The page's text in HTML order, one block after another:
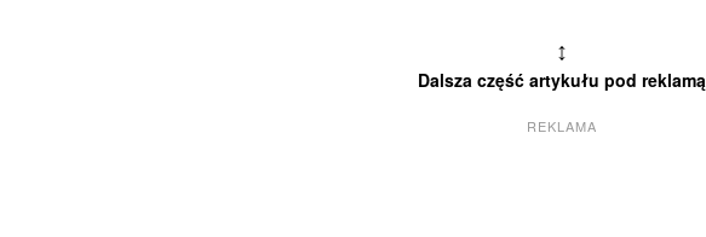
↕
Dalsza część artykułu pod reklamą
REKLAMA